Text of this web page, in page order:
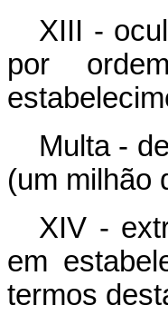
XIII -
por
Multa -
(um milhão
XIV -
em
termos